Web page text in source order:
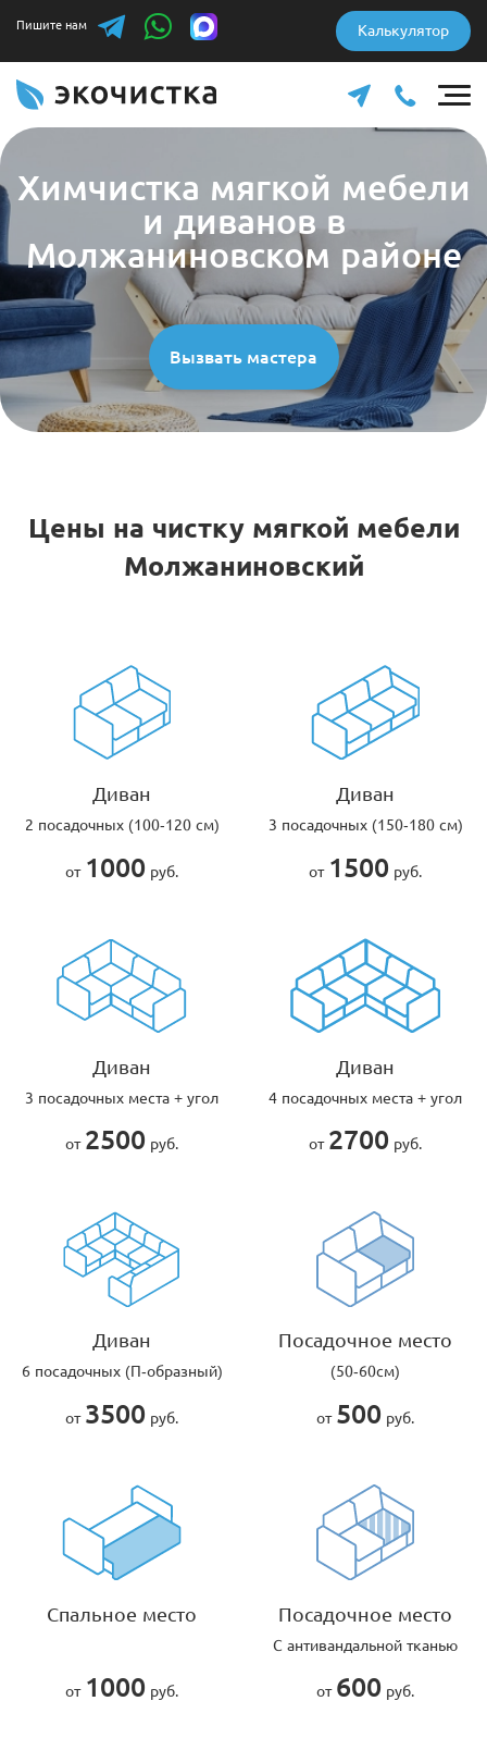
Пишите нам Калькулятор
Химчистка мягкой мебели
и диванов в
Молжаниновском районе
Вызвать мастера
Цены на чистку мягкой мебели
Молжаниновский
Диван
2 посадочных (100-120 см)
от 1000 руб.
Диван
3 посадочных (150-180 см)
от 1500 руб.
Диван
3 посадочных места + угол
от 2500 руб.
Диван
4 посадочных места + угол
от 2700 руб.
Диван
6 посадочных (П-образный)
от 3500 руб.
Посадочное место
(50-60см)
от 500 руб.
Спальное место
от 1000 руб.
Посадочное место
С антивандальной тканью
от 600 руб.